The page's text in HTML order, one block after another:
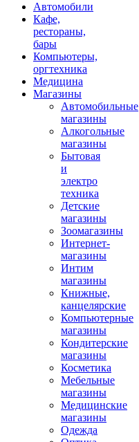
Автомобили
Кафе,
рестораны,
бары
Компьютеры,
оргтехника
Медицина
Магазины
Автомобильные
магазины
Алкогольные
магазины
Бытовая
и
электро
техника
Детские
магазины
Зоомагазины
Интернет-
магазины
Интим
магазины
Книжные,
канцелярские
Компьютерные
магазины
Кондитерские
магазины
Косметика
Мебельные
магазины
Медицинские
магазины
Одежда